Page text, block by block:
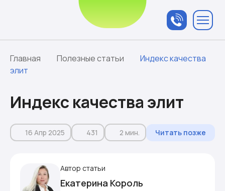
менеджером
Главная Полезные статьи
Индекс качества
элит
Индекс качества элит
Читать позже
16 Апр 2025 431 2 мин.
Автор статьи
Екатерина Король